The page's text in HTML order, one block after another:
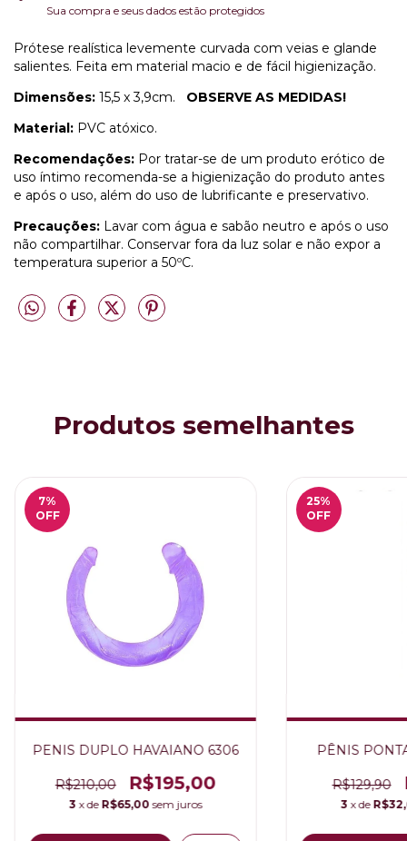
Sua compra e seus dados estão protegidos
Prótese realística levemente curvada com veias e glande
salientes. Feita em material macio e de fácil higienização.
Dimensões: 15,5 x 3,9cm.
OBSERVE AS MEDIDAS!
Material: PVC atóxico.
Recomendações: Por tratar-se de um produto erótico de
uso íntimo recomenda-se a higienização do produto antes
e após o uso, além do uso de lubrificante e preservativo.
Precauções: Lavar com água e sabão neutro e após o uso
não compartilhar. Conservar fora da luz solar e não expor a
temperatura superior a 50ºC.
Produtos semelhantes
7%
OFF
PENIS DUPLO HAVAIANO 6306
R$210,00 R$195,00
3 x de R$65,00 sem juros
25%
OFF
PÊNIS
R$129,90
3 x de